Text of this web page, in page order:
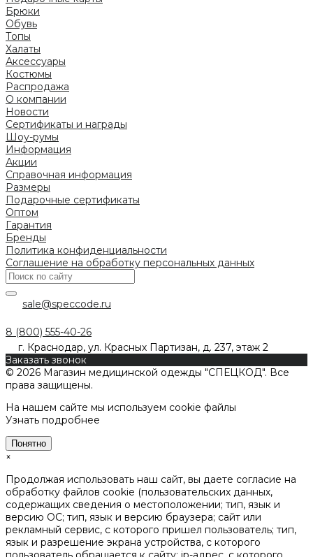
Брюки
Обувь
Топы
Халаты
Аксессуары
Костюмы
Распродажа
О компании
Новости
Сертификаты и награды
Шоу-румы
Информация
Акции
Справочная информация
Размеры
Подарочные сертификаты
Оптом
Гарантия
Бренды
Политика конфиденциальности
Соглашение на обработку персональных данных
sale@speccode.ru
8 (800) 555-40-26
г. Краснодар, ул. Красных Партизан, д. 237, этаж 2
Заказать звонок
© 2026 Магазин медицинской одежды "СПЕЦКОД". Все
права защищены.
На нашем сайте мы используем cookie файлы
Узнать подробнее
Понятно
×
Продолжая использовать наш сайт, вы даете согласие на
обработку файлов cookie (пользовательских данных,
содержащих сведения о местоположении; тип, язык и
версию ОС; тип, язык и версию браузера; сайт или
рекламный сервис, с которого пришел пользователь; тип,
язык и разрешение экрана устройства, с которого